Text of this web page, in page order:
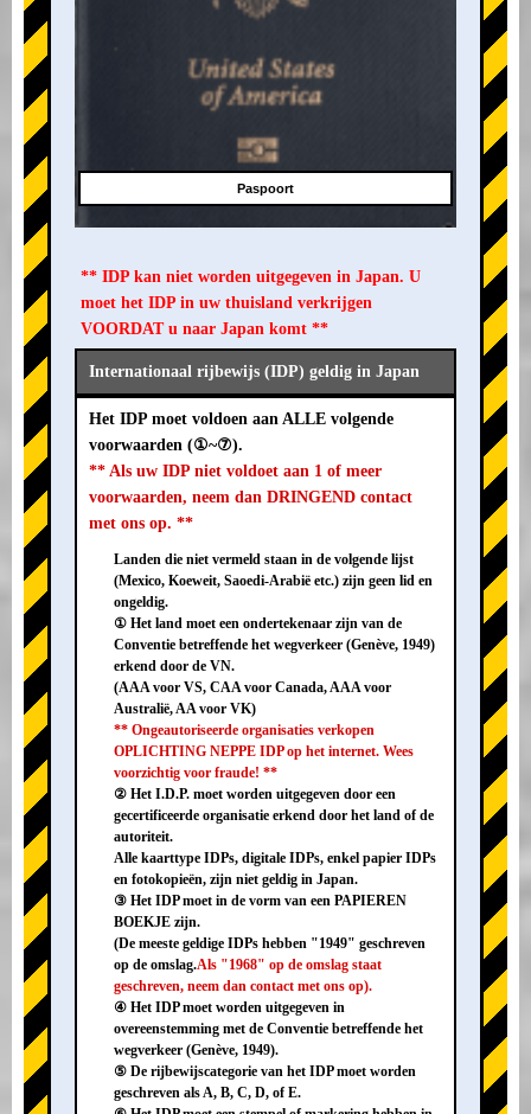
Paspoort
** IDP kan niet worden uitgegeven in Japan. U
moet het IDP in uw thuisland verkrijgen
VOORDAT u naar Japan komt **
Internationaal rijbewijs (IDP) geldig in Japan
Het IDP moet voldoen aan ALLE volgende
voorwaarden (①~⑦).
** Als uw IDP niet voldoet aan 1 of meer
voorwaarden, neem dan DRINGEND contact
met ons op. **
Landen die niet vermeld staan in de volgende lijst
(Mexico, Koeweit, Saoedi-Arabië etc.) zijn geen lid en
ongeldig.
① Het land moet een ondertekenaar zijn van de
Conventie betreffende het wegverkeer (Genève, 1949)
erkend door de VN.
(AAA voor VS, CAA voor Canada, AAA voor
Australië, AA voor VK)
** Ongeautoriseerde organisaties verkopen
OPLICHTING NEPPE IDP op het internet. Wees
voorzichtig voor fraude! **
② Het I.D.P. moet worden uitgegeven door een
gecertificeerde organisatie erkend door het land of de
autoriteit.
Alle kaarttype IDPs, digitale IDPs, enkel papier IDPs
en fotokopieën, zijn niet geldig in Japan.
③ Het IDP moet in de vorm van een PAPIEREN
BOEKJE zijn.
(De meeste geldige IDPs hebben "1949" geschreven
op de omslag.Als "1968" op de omslag staat
geschreven, neem dan contact met ons op).
④ Het IDP moet worden uitgegeven in
overeenstemming met de Conventie betreffende het
wegverkeer (Genève, 1949).
⑤ De rijbewijscategorie van het IDP moet worden
geschreven als A, B, C, D, of E.